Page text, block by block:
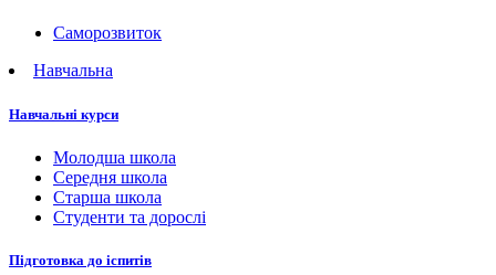
Саморозвиток
Навчальна
Навчальні курси
Молодша школа
Середня школа
Старша школа
Студенти та дорослі
Підготовка до іспитів